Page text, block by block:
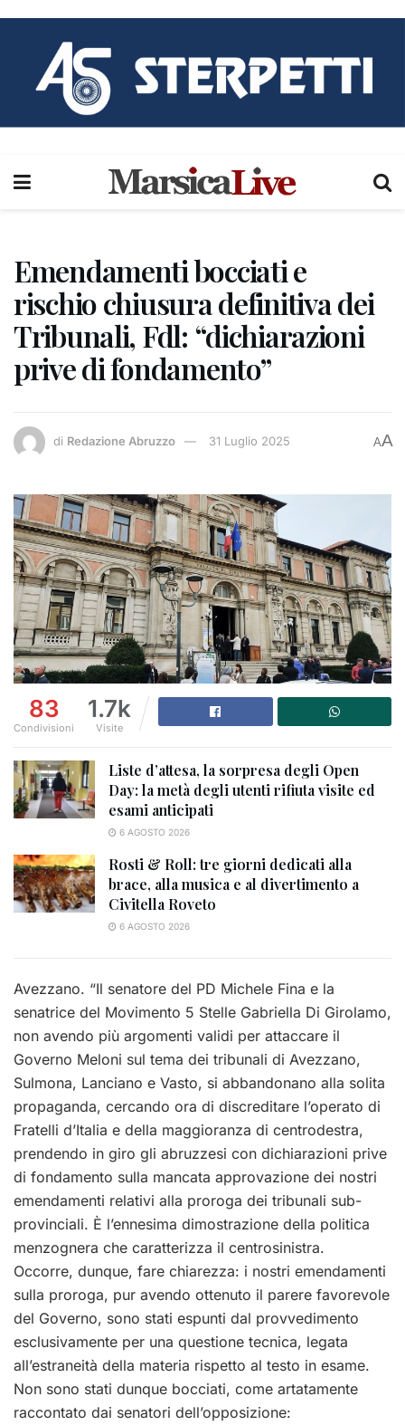
Emendamenti bocciati e
rischio chiusura definitiva dei
Tribunali, Fdl: “dichiarazioni
prive di fondamento”
di Redazione Abruzzo 31 Luglio 2025 AA
83
Condivisioni
1.7k
Visite
Liste d’attesa, la sorpresa degli Open
Day: la metà degli utenti rifiuta visite ed
esami anticipati
6 AGOSTO 2026
Rosti & Roll: tre giorni dedicati alla
brace, alla musica e al divertimento a
Civitella Roveto
6 AGOSTO 2026
Avezzano. “Il senatore del PD Michele Fina e la
senatrice del Movimento 5 Stelle Gabriella Di Girolamo,
non avendo più argomenti validi per attaccare il
Governo Meloni sul tema dei tribunali di Avezzano,
Sulmona, Lanciano e Vasto, si abbandonano alla solita
propaganda, cercando ora di discreditare l’operato di
Fratelli d’Italia e della maggioranza di centrodestra,
prendendo in giro gli abruzzesi con dichiarazioni prive
di fondamento sulla mancata approvazione dei nostri
emendamenti relativi alla proroga dei tribunali sub-
provinciali. È l’ennesima dimostrazione della politica
menzognera che caratterizza il centrosinistra.
Occorre, dunque, fare chiarezza: i nostri emendamenti
sulla proroga, pur avendo ottenuto il parere favorevole
del Governo, sono stati espunti dal provvedimento
esclusivamente per una questione tecnica, legata
all’estraneità della materia rispetto al testo in esame.
Non sono stati dunque bocciati, come artatamente
raccontato dai senatori dell’opposizione: